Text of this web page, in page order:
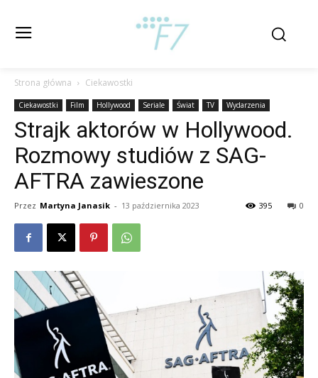
Strona główna Ciekawostki
Ciekawostki Film Hollywood Seriale Świat TV Wydarzenia
Strajk aktorów w Hollywood.
Rozmowy studiów z SAG-
AFTRA zawieszone
Przez Martyna Janasik - 13 października 2023 0
395